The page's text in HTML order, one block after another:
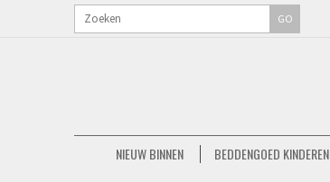
GO
NIEUW BINNEN BEDDENGOED KINDEREN